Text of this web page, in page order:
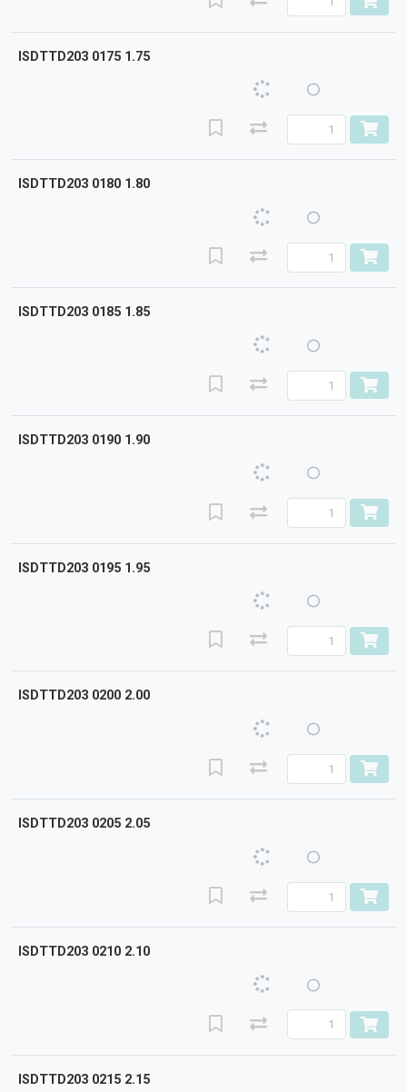
ISDTTD203 0175 1.75
ISDTTD203 0180 1.80
ISDTTD203 0185 1.85
ISDTTD203 0190 1.90
ISDTTD203 0195 1.95
ISDTTD203 0200 2.00
ISDTTD203 0205 2.05
ISDTTD203 0210 2.10
ISDTTD203 0215 2.15